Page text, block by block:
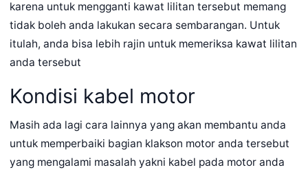
karena untuk mengganti kawat lilitan tersebut memang
tidak boleh anda lakukan secara sembarangan. Untuk
itulah, anda bisa lebih rajin untuk memeriksa kawat lilitan
anda tersebut
Kondisi kabel motor
Masih ada lagi cara lainnya yang akan membantu anda
untuk memperbaiki bagian klakson motor anda tersebut
yang mengalami masalah yakni kabel pada motor anda